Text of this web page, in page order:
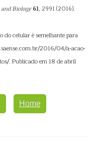
Biology 61, 2991 (2016).
do celular é semelhante para
2016/04/a-acao-
. Publicado em 18 de abril
Home